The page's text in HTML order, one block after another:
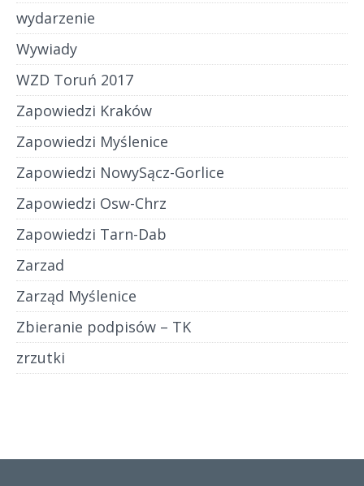
wydarzenie
Wywiady
WZD Toruń 2017
Zapowiedzi Kraków
Zapowiedzi Myślenice
Zapowiedzi NowySącz-Gorlice
Zapowiedzi Osw-Chrz
Zapowiedzi Tarn-Dab
Zarzad
Zarząd Myślenice
Zbieranie podpisów – TK
zrzutki